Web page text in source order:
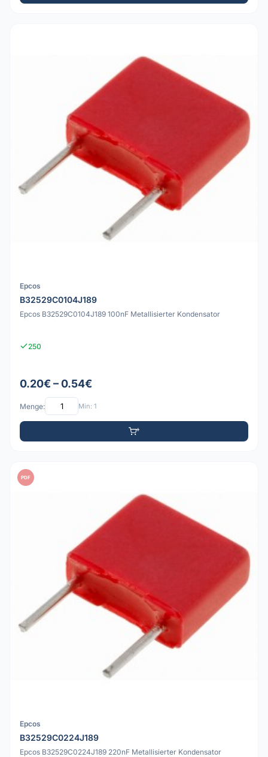
Epcos
B32529C0104J189
Epcos B32529C0104J189 100nF Metallisierter Kondensator
250
0.20€ – 0.54€
Menge: Min: 1
PDF
Epcos
B32529C0224J189
Epcos B32529C0224J189 220nF Metallisierter Kondensator